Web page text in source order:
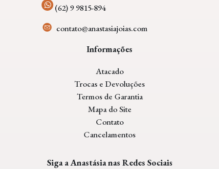
(62) 9 9815-894
contato@anastasiajoias.com
Informações
Atacado
Trocas e Devoluções
Termos de Garantia
Mapa do Site
Contato
Cancelamentos
Siga a Anastásia nas Redes Sociais